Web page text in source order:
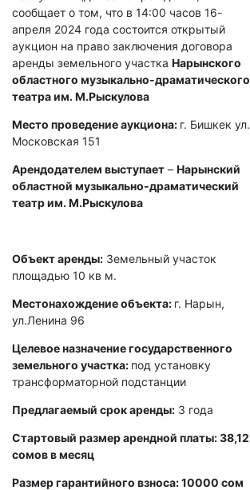
сообщает о том, что в 14:00 часов 16-
апреля 2024 года состоится открытый
аукцион на право заключения договора
аренды земельного участка Нарынского
областного музыкально-драматического
театра им. М.Рыскулова
Место проведение аукциона: г. Бишкек ул.
Московская 151
Арендодателем выступает – Нарынский
областной музыкально-драматический
театр им. М.Рыскулова
Объект аренды: Земельный участок
площадью 10 кв м.
Местонахождение объекта: г. Нарын,
ул.Ленина 96
Целевое назначение государственного
земельного участка: под установку
трансформаторной подстанции
Предлагаемый срок аренды: 3 года
Стартовый размер арендной платы: 38,12
сомов в месяц
Размер гарантийного взноса: 10000 сом